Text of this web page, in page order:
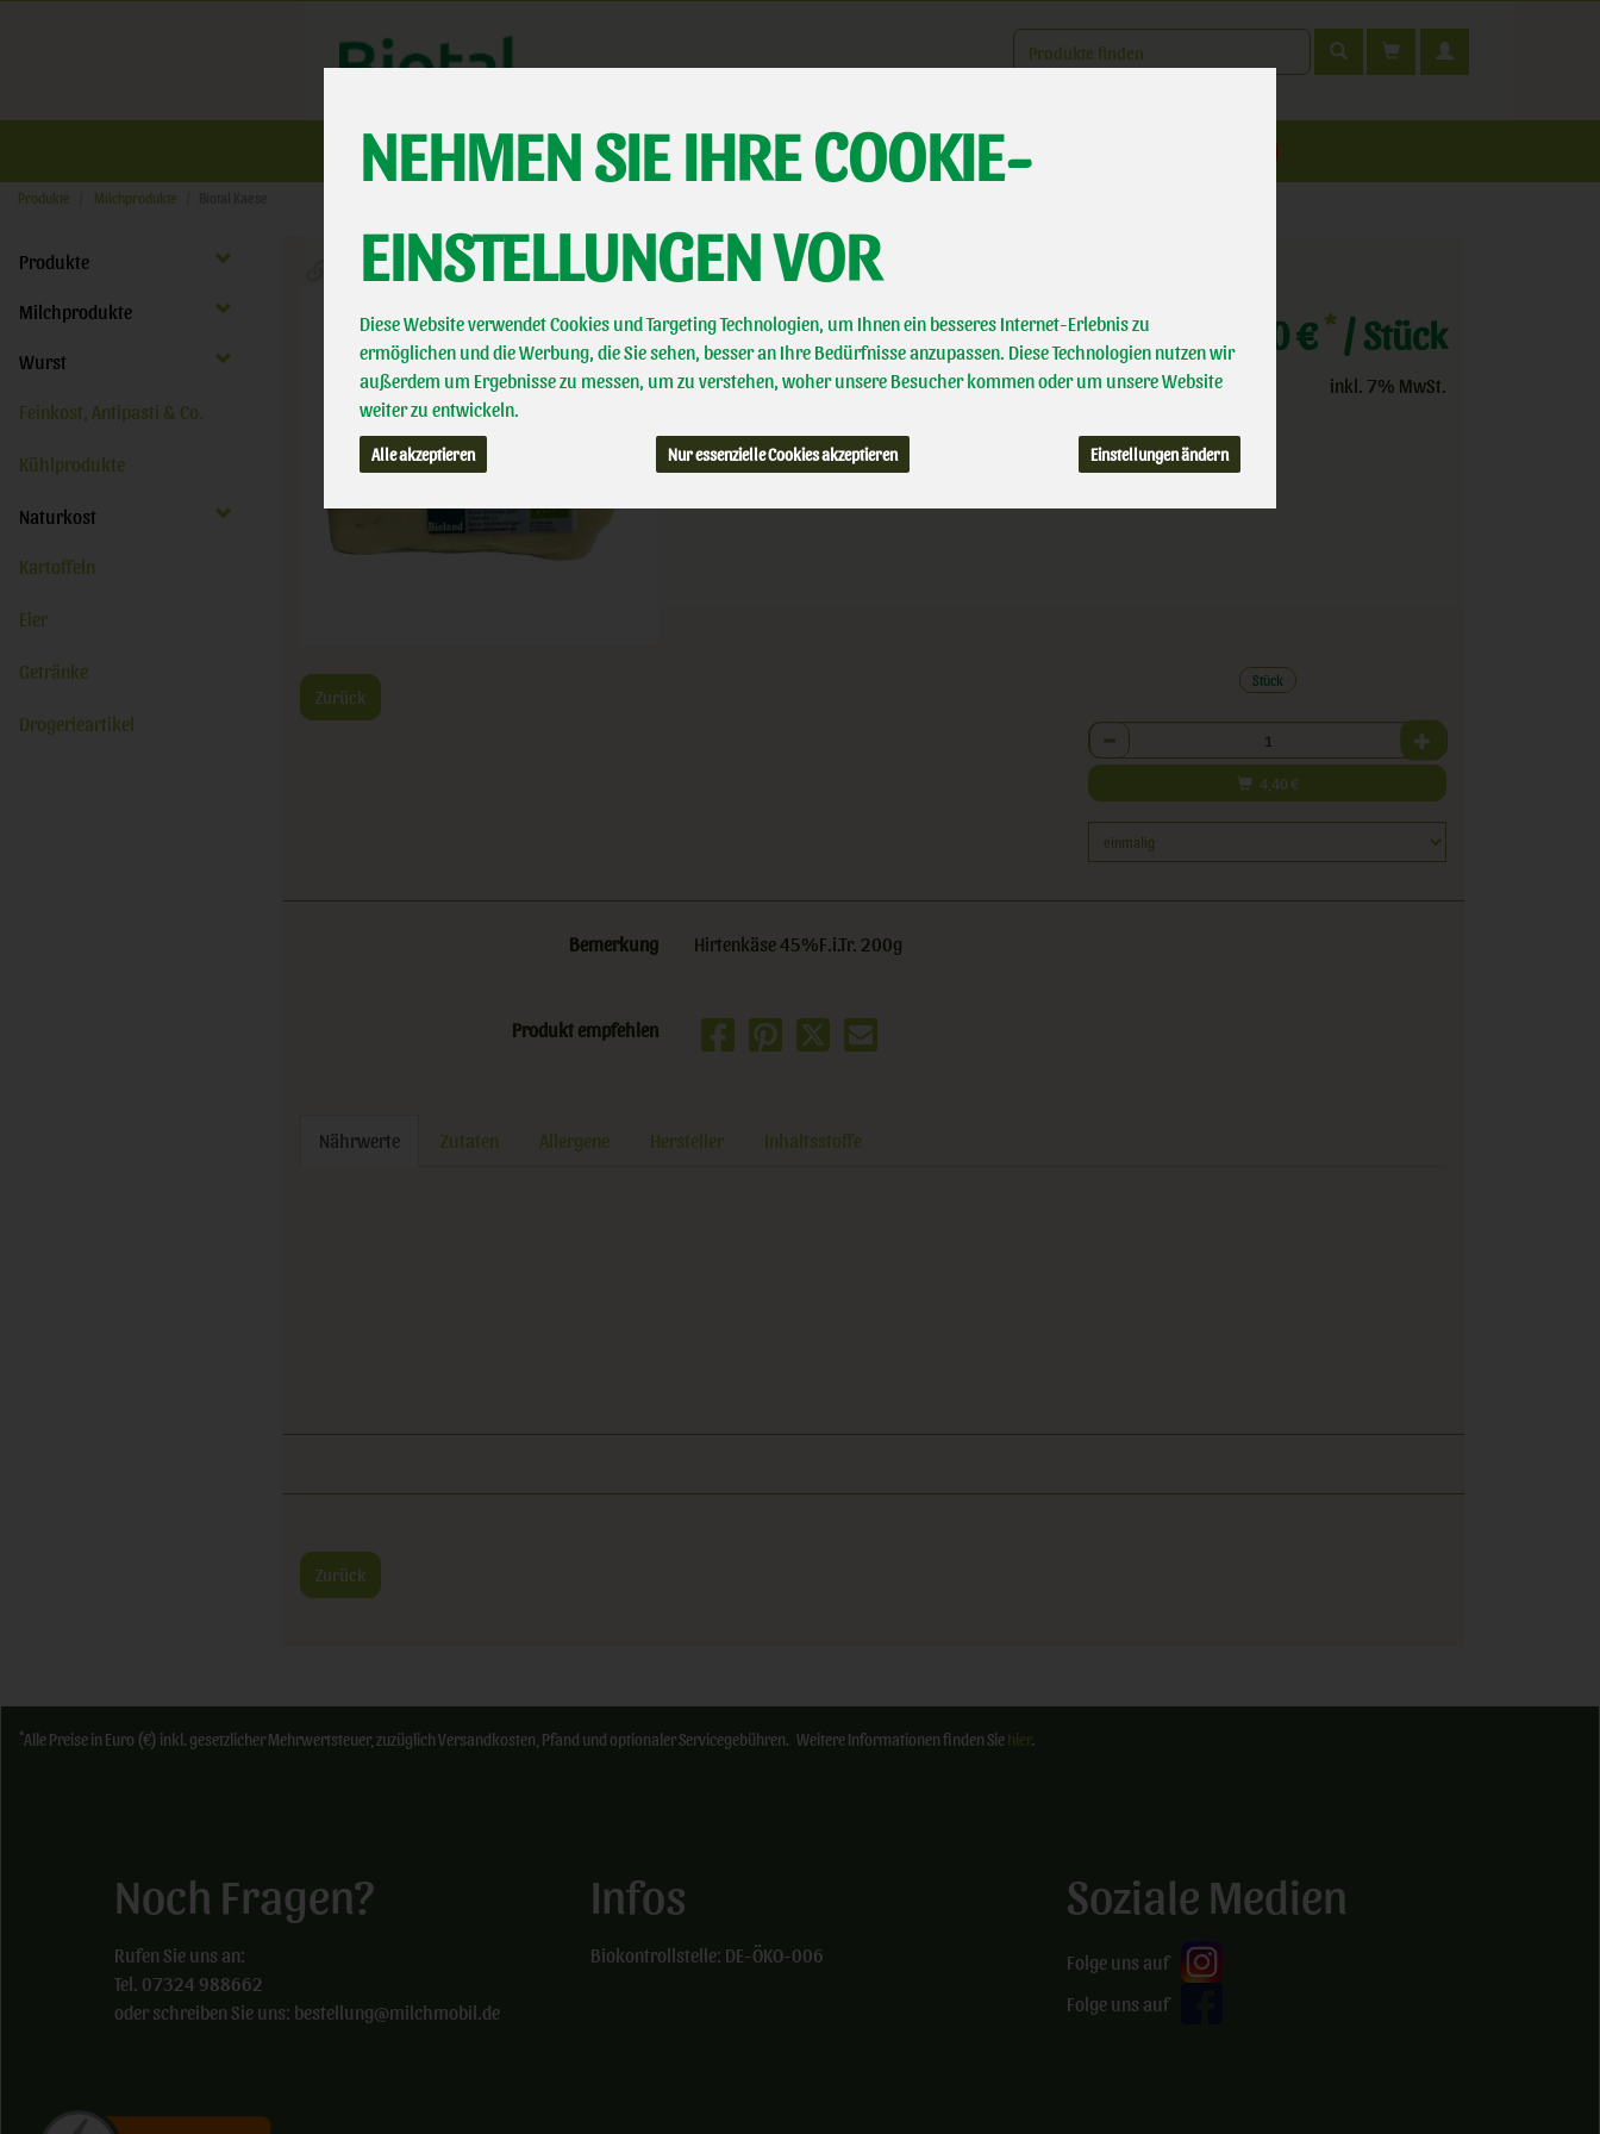
NEHMEN SIE IHRE COOKIE-
EINSTELLUNGEN VOR
Diese Website verwendet Cookies und Targeting Technologien, um Ihnen ein besseres Internet-Erlebnis zu
ermöglichen und die Werbung, die Sie sehen, besser an Ihre Bedürfnisse anzupassen. Diese Technologien nutzen wir
außerdem um Ergebnisse zu messen, um zu verstehen, woher unsere Besucher kommen oder um unsere Website
weiter zu entwickeln.
Alle akzeptieren Nur essenzielle Cookies akzeptieren Einstellungen ändern
Produkt
Über uns Landwirtschaft Direktvermarktung Biotal erleben
Produkte Milchprodukte
Produkte
Milchprodukte
Wurst
Feinkost, Antipasti & Co.
Kühlprodukte
Naturkost
Kartoffeln
Eier
Getränke
Drogerieartikel
Hirtenkäse 200 g
Biotal
Bioland
HandelsklasseII
4,40 € * / Stück
inkl. 7% MwSt.
Zurück
Stück
Anzahl
4,40 €
Bemerkung Hirtenkäse 45%F.i.Tr. 200g
Produkt empfehlen
Nährwerte Zutaten Allergene Hersteller Inhaltsstoffe
Zurück
*Alle Preise in Euro (€) inkl. gesetzlicher Mehrwertsteuer, zuzüglich Versandkosten, Pfand und optionaler Servicegebühren. Weitere Informationen finden Sie
Noch Fragen?
Rufen Sie uns an:
Tel. 07324 988662
oder schreiben Sie uns: bestellung@milchmobil.de
Infos
Biokontrollstelle: DE-ÖKO-006
Soziale Medien
Folge uns auf
Folge uns auf